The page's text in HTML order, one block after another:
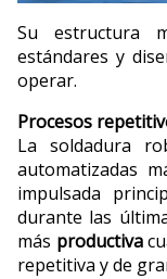
Su estructura
estándares y
operar.
Procesos
La soldadura
automatizadas
impulsada
durante las
más productiva
repetitiva y de